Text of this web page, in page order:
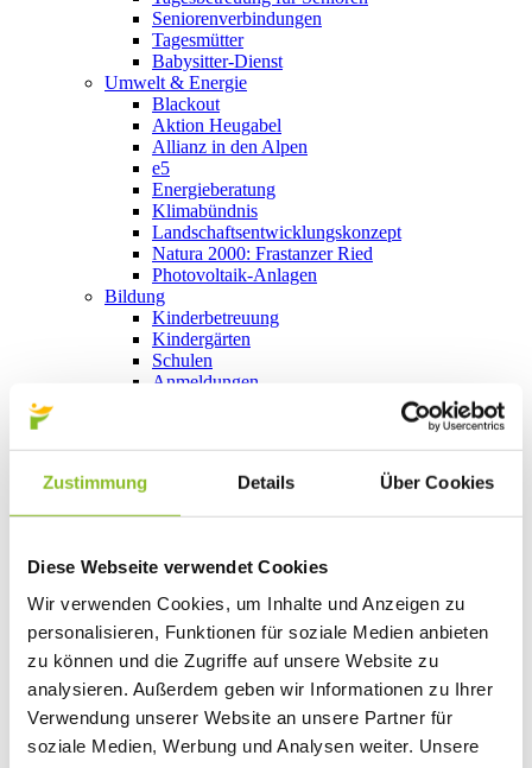
Zustimmung Details Über Cookies
Diese Webseite verwendet Cookies
Wir verwenden Cookies, um Inhalte und Anzeigen zu
personalisieren, Funktionen für soziale Medien anbieten
zu können und die Zugriffe auf unsere Website zu
analysieren. Außerdem geben wir Informationen zu Ihrer
Verwendung unserer Website an unsere Partner für
soziale Medien, Werbung und Analysen weiter. Unsere
Seniorenverbindungen
Tagesmütter
Babysitter-Dienst
Umwelt & Energie
Blackout
Aktion Heugabel
Allianz in den Alpen
e5
Energieberatung
Klimabündnis
Landschaftsentwicklungskonzept
Natura 2000: Frastanzer Ried
Photovoltaik-Anlagen
Bildung
Kinderbetreuung
Kindergärten
Schulen
Anmeldungen
Domino s’Hus am Kirchplatz
Kultur
Vorarlberger Museumswelt
Bibliothek
Gastronomie
Essen und Trinken in Frastanz
Sport
Naturbad Untere Au
Schwimmbad Felsenau
Wandern in Frastanz
Schilift Bazora
Spiel- und Sportstätten